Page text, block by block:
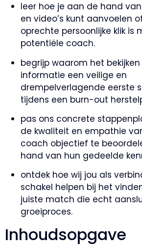
leer hoe je aan de hand
en video’s kunt aanvoelen
oprechte persoonlijke klik is
potentiële coach.
begrijp waarom het
informatie een veilige en
drempelverlagende eerste
tijdens een burn-out
pas ons concrete
de kwaliteit en empathie
coach objectief te
hand van hun gedeelde
ontdek hoe wij jou als
schakel helpen bij het
juiste match die echt
groeiproces.
Inhoudsopgave